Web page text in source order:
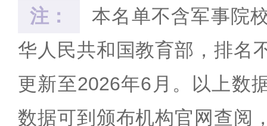
注：
本名单不含军事院
华人民共和国教育部，排名
更新至2026年6月。以上数
数据可到颁布机构官网查阅